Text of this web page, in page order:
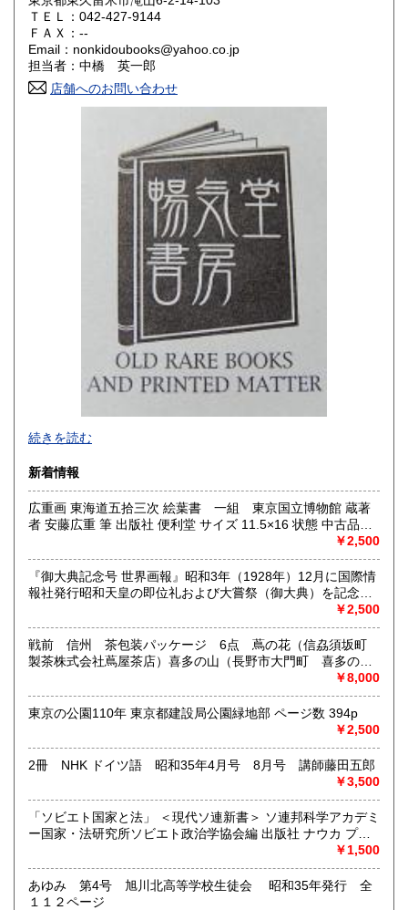
山口県 180円
香川県 180円 愛媛県
高知県
180円 長崎県
180円 大分県
180円 鹿児島県
180円
ＴＥＬ：042-427-9144
ＦＡＸ：--
Email：nonkidoubooks@yahoo.co.jp
担当者：中橋 英一郎
店舗へのお問い合わせ
最寄駅：花小金井
営業時間：10:00〜18:00
定休日：不定休
古本・骨董品の出張買取のお申込み・ご予約は、お電話・ま
たはメールにて承っております。 お気軽にお問合わせくださ
出張費は無料です。旧家、蔵のあるお宅、昭和40年以前の古
いお宅の買取は、遠方でも大歓迎です。
社会科学、美術工芸、古典籍、近代文献、外国書
続きを読む
新着情報
広重画 東海道五拾三次 絵葉書 一組 東京国立博物館 蔵著
者 安藤広重 筆 出版社 便利堂 サイズ 11.5×16 状態 中古品
ト 53枚組 解説 ごあいさつ 帙 付
￥2,500
『御大典記念号 世界画報』昭和3年（1928年）12月に国際情
報社発行昭和天皇の即位礼および大嘗祭（御大典）を記念す
るグラフ雑誌の臨時増刊号です。当時の儀式の様子や関連行
事を写した貴重な写真や解説が多数収録されています。
￥2,500
戦前 信州 茶包装パッケージ 6点 蔦の花（信劦須坂町
製茶株式会社蔦屋茶店）喜多の山（長野市大門町 喜多の園
本店）西沢園（長野県中堅町 西澤園本舗）梅の花（信州須
坂市梅の園茶店）奈良此園（信州中野町 西澤茶舗）美泉瀧
（信州長野市新町 茶間屋美濃久商店）瀧の音（信濃吉田本
￥8,000
東京の公園110年 東京都建設局公園緑地部 ページ数 394p
￥2,500
2冊 NHK ドイツ語 昭和35年4月号 8月号 講師藤田五郎
￥3,500
「ソビエト国家と法」 ＜現代ソ連新書＞ ソ連邦科学アカデミ
ー国家・法研究所ソビエト政治学協会編 出版社 ナウカ プロ
￥1,500
あゆみ 第4号 旭川北高等学校生徒会 昭和35年発行 全
１１２ページ